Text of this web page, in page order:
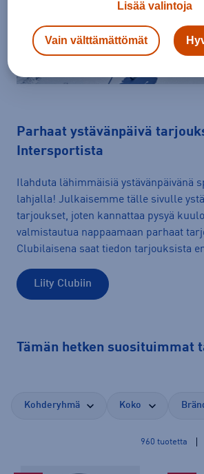
Parhaat ystävänpäivä
Intersportista
Ilahduta lähimmäisiä ystävänpäivänä
lahjalla! Julkaisemme tälle sivulle
tarjoukset, joten kannattaa pysyä
valmistautua nappaamaan parhaat
Clubilaisena saat tiedon tarjouksista
Liity Clubiin
Tämän hetken suosituimmat
Kohderyhmä Koko
960 tuotetta
Lisää valintoja
Vain välttämättömät